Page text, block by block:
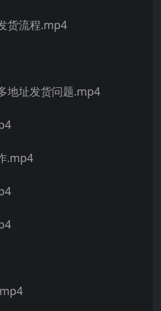
货流程.mp4
地址发货问题.mp4
.mp4